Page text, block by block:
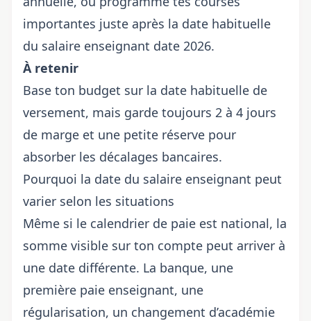
importantes juste après la date habituelle
du salaire enseignant date 2026.
À retenir
Base ton budget sur la date habituelle de
versement, mais garde toujours 2 à 4 jours
de marge et une petite réserve pour
absorber les décalages bancaires.
Pourquoi la date du salaire enseignant peut
varier selon les situations
Même si le calendrier de paie est national, la
somme visible sur ton compte peut arriver à
une date différente. La banque, une
première paie enseignant, une
régularisation, un changement d’académie